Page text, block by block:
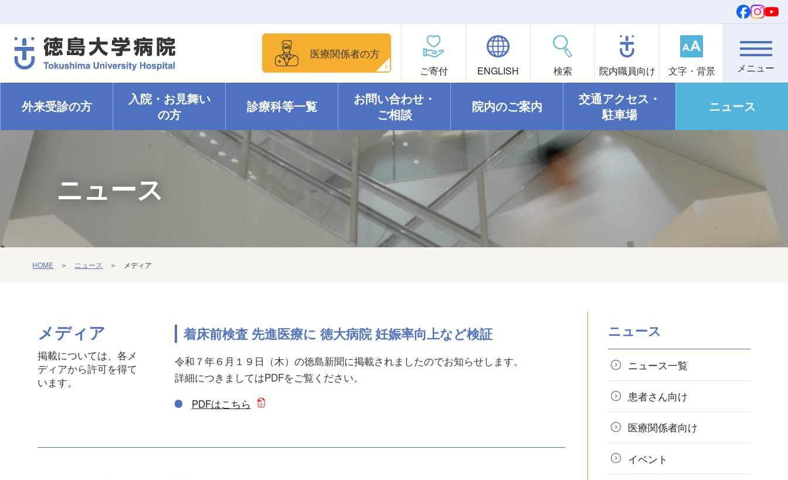
医療関係者の方
ご寄付 ENGLISH 検索 院内職員向け 文字・背景
外来受診の方 入院・ お見舞い
の方
診療科等一覧
お問い合わせ・
ご相談
院内のご案内
交通アクセス・
駐車場
ニュース
ニュース
HOME ＞ ニュース ＞ メディア
メディア
掲載については、各メ
ディアから許可を得て
います。
着床前検査 先進医療に 徳大病院 妊娠率向上など検証
令和７年６月１９日（木）の徳島新聞に掲載されましたのでお知らせします。
詳細につきましてはPDFをご覧ください。
PDFはこちら
ニュース
ニュース一覧
患者さん向け
医療関係者向け
イベント